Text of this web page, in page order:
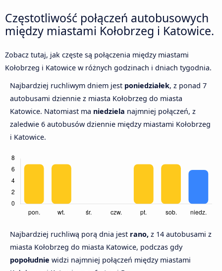
Częstotliwość połączeń autobusowych
między miastami Kołobrzeg i Katowice.
Zobacz tutaj, jak częste są połączenia między miastami
Kołobrzeg i Katowice w różnych godzinach i dniach tygodnia.
Najbardziej ruchliwym dniem jest poniedziałek, z ponad 7
autobusami dziennie z miasta Kołobrzeg do miasta
Katowice. Natomiast ma niedziela najmniej połączeń, z
zaledwie 6 autobusów dziennie między miastami Kołobrzeg
i Katowice.
Najbardziej ruchliwą porą dnia jest rano, z 14 autobusami z
miasta Kołobrzeg do miasta Katowice, podczas gdy
popołudnie widzi najmniej połączeń między miastami